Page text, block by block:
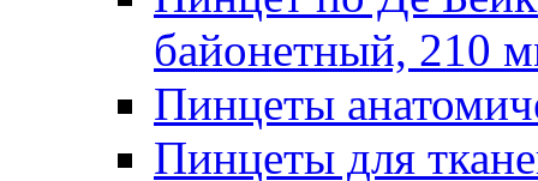
байонетный, 210
Пинцеты
Пинцеты для